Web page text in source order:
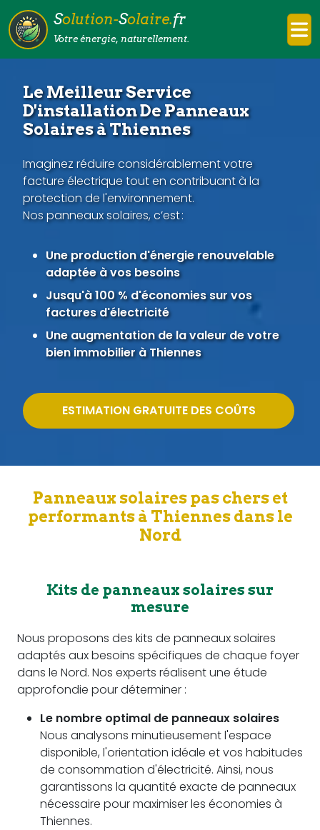
Solution-Solaire.fr
Votre énergie, naturellement.
Le Meilleur Service
D'installation De Panneaux
Solaires à Thiennes
Imaginez réduire considérablement votre
facture électrique tout en contribuant à la
protection de l'environnement.
Nos panneaux solaires, c’est :
Une production d'énergie renouvelable
adaptée à vos besoins
Jusqu'à 100 % d'économies sur vos
factures d'électricité
Une augmentation de la valeur de votre
bien immobilier à Thiennes
ESTIMATION GRATUITE DES COÛTS
Panneaux solaires pas chers et
performants à Thiennes dans le
Nord
Kits de panneaux solaires sur
mesure
Nous proposons des kits de panneaux solaires
adaptés aux besoins spécifiques de chaque foyer
dans le Nord. Nos experts réalisent une étude
approfondie pour déterminer :
Le nombre optimal de panneaux solaires
Nous analysons minutieusement l'espace
disponible, l'orientation idéale et vos habitudes
de consommation d'électricité. Ainsi, nous
garantissons la quantité exacte de panneaux
nécessaire pour maximiser les économies à
Thiennes.